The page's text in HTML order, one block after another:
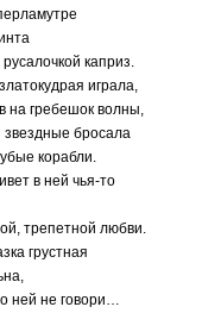
каприз.
играла,
на гребешок волны,
звездные бросала
корабли.
в ней чья-то
трепетной любви.
грустная
ней не говори…